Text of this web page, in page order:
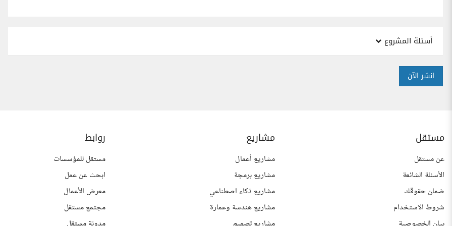
أسئلة المشروع
انشر الآن
مستقل
عن مستقل
الأسئلة الشائعة
ضمان حقوقك
شروط الاستخدام
مشاريع
مشاريع أعمال
مشاريع برمجة
مشاريع ذكاء اصطناعي
مشاريع هندسة وعمارة
روابط
مستقل للمؤسسات
ابحث عن عمل
معرض الأعمال
مجتمع مستقل